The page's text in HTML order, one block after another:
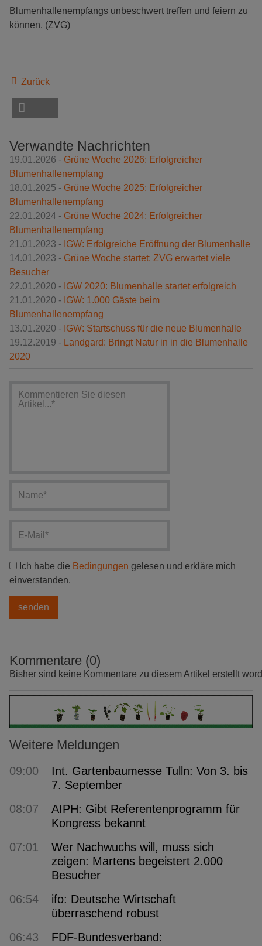
Blumenhallenempfangs unbeschwert treffen und feiern zu
können. (ZVG)
Zurück
Verwandte Nachrichten
19.01.2026 - Grüne Woche 2026: Erfolgreicher
Blumenhallenempfang
18.01.2025 - Grüne Woche 2025: Erfolgreicher
Blumenhallenempfang
22.01.2024 - Grüne Woche 2024: Erfolgreicher
Blumenhallenempfang
21.01.2023 - IGW: Erfolgreiche Eröffnung der Blumenhalle
14.01.2023 - Grüne Woche startet: ZVG erwartet viele
Besucher
22.01.2020 - IGW 2020: Blumenhalle startet erfolgreich
21.01.2020 - IGW: 1.000 Gäste beim
Blumenhallenempfang
13.01.2020 - IGW: Startschuss für die neue Blumenhalle
19.12.2019 - Landgard: Bringt Natur in in die Blumenhalle
2020
Ich habe die Bedingungen gelesen und erkläre mich
einverstanden.
Kommentare (0)
Bisher sind keine Kommentare zu diesem Artikel erstellt
Weitere Meldungen
09:00
Int. Gartenbaumesse Tulln: Von 3. bis
7. September
08:07
AIPH: Gibt Referentenprogramm für
Kongress bekannt
07:01
Wer Nachwuchs will, muss sich
zeigen: Martens begeistert 2.000
Besucher
06:54
ifo: Deutsche Wirtschaft
überraschend robust
06:43
FDF-Bundesverband: